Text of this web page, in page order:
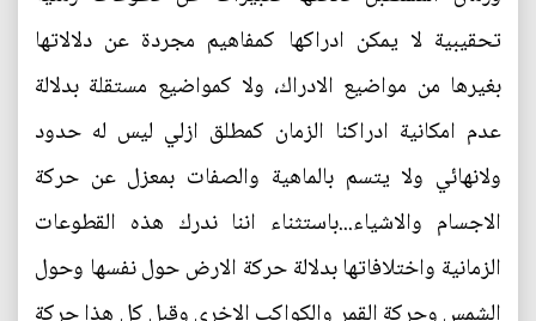
تحقيبية لا يمكن ادراكها كمفاهيم مجردة عن دلالاتها
بغيرها من مواضيع الادراك، ولا كمواضيع مستقلة بدلالة
عدم امكانية ادراكنا الزمان كمطلق ازلي ليس له حدود
ولانهائي ولا يتسم بالماهية والصفات بمعزل عن حركة
الاجسام والاشياء...باستثناء اننا ندرك هذه القطوعات
الزمانية واختلافاتها بدلالة حركة الارض حول نفسها وحول